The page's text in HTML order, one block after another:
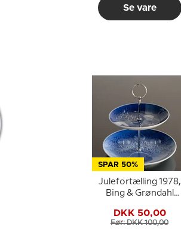
Se vare
SPAR 50%
Julefortælling 1978,
Bing & Grøndahl
DKK 50,00
Før: DKK 100,00